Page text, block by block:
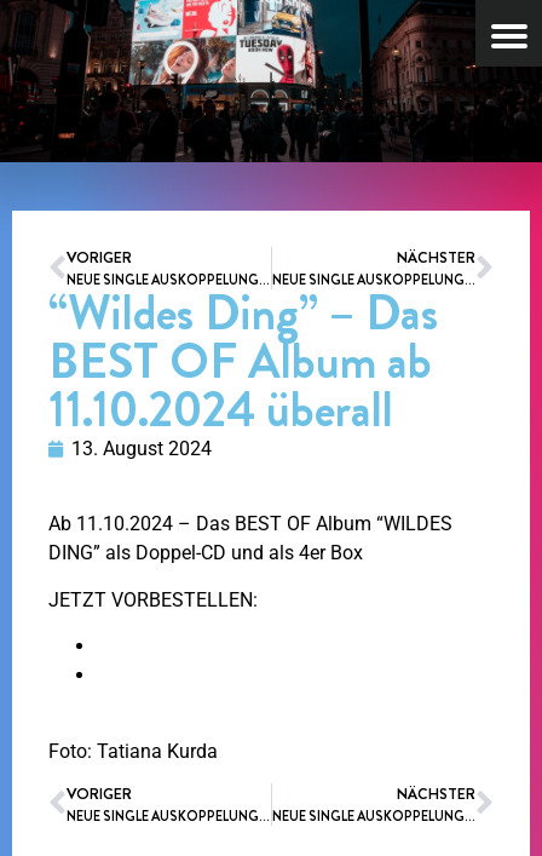
VORIGER
NEUE SINGLE AUSKOPPELUNG STARTET AM 07.06.2024
NÄCHSTER
NEUE SINGLE AUSKOPPELUNG “ES GEHT WIEDER LOS”, START 30.08.24
“Wildes Ding” – Das
BEST OF Album ab
11.10.2024 überall
13. August 2024
Ab 11.10.2024 – Das BEST OF Album “WILDES
DING” als Doppel-CD und als 4er Box
JETZT VORBESTELLEN:
Foto: Tatiana Kurda
VORIGER
NEUE SINGLE AUSKOPPELUNG STARTET AM 07.06.2024
NÄCHSTER
NEUE SINGLE AUSKOPPELUNG “ES GEHT WIEDER LOS”, START 30.08.24